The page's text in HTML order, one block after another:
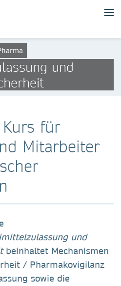
und
für
Mitarbeiter
und
beinhaltet Mechanismen
/ Pharmakovigilanz
sowie die